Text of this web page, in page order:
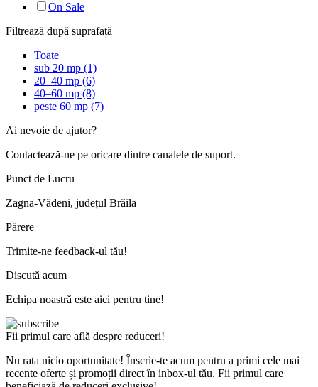
On Sale
Filtrează după suprafață
Toate
sub 20 mp (1)
20–40 mp (6)
40–60 mp (8)
peste 60 mp (7)
Ai nevoie de ajutor?
Contactează-ne pe oricare dintre canalele de suport.
Punct de Lucru
Zagna-Vădeni, județul Brăila
Părere
Trimite-ne feedback-ul tău!
Discută acum
Echipa noastră este aici pentru tine!
Fii primul care află despre reduceri!
Nu rata nicio oportunitate! Înscrie-te acum pentru a primi cele mai
recente oferte și promoții direct în inbox-ul tău. Fii primul care